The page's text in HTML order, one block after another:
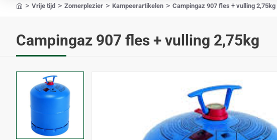
Campingaz 907 fles + vulling 2,75kg
Vrije tijd Zomerplezier Kampeerartikelen Campingaz 907 fles + vulling 2,75kg